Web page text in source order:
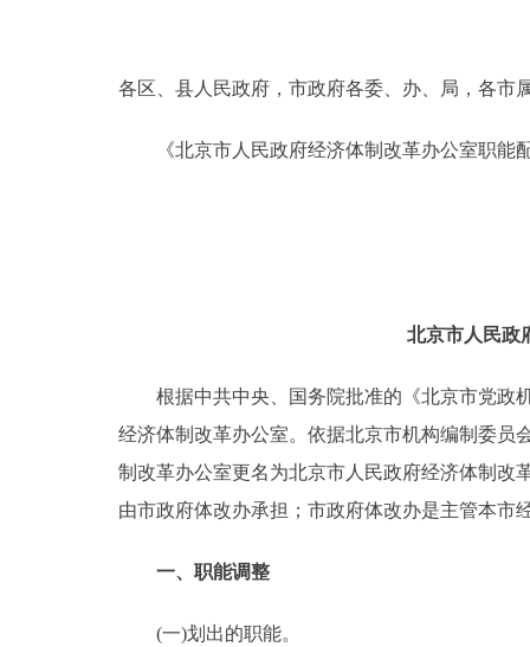
政民互动
12345网上接诉即办
参与调查
走进北京
各区、县人民政府，市政府各委、办、局，各市
《北京市人民政府经济体制改革办公室职能
北京市人民政
根据中共中央、国务院批准的《北京市党政
经济体制改革办公室。依据北京市机构编制委员
制改革办公室更名为北京市人民政府经济体制改
由市政府体改办承担；市政府体改办是主管本市
一、职能调整
(一)划出的职能。